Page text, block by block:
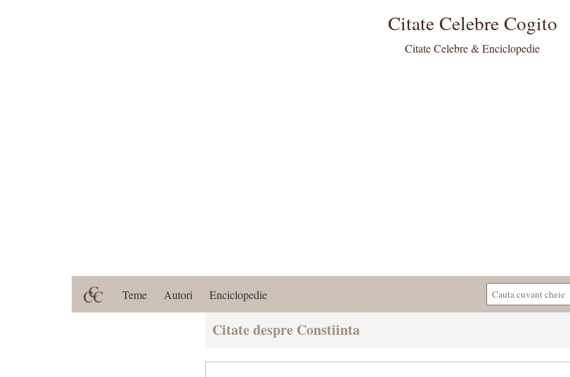
Citate Celebre Cogito
Citate Celebre & Enciclopedie
Teme Autori Enciclopedie
Citate despre Constiinta